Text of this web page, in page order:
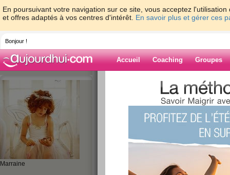
En poursuivant votre navigation sur ce site, vous acceptez
et offres adaptés à vos centres d'intérêt. En savoir plus et gérer ces
Bonjour !
Accueil Coaching Groupes
Marraine
> > une
Blog de
une trés bonne